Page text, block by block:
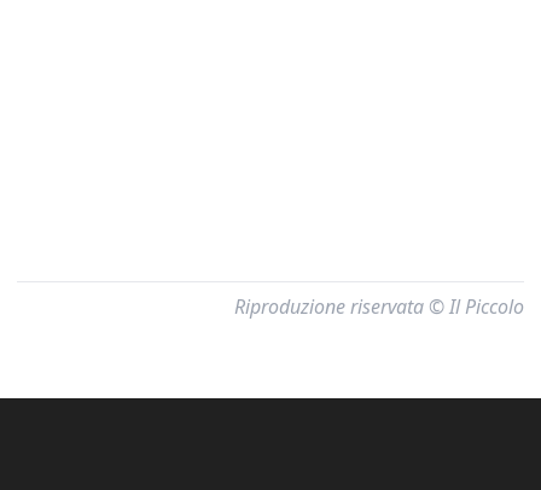
Riproduzione riservata © Il Piccolo